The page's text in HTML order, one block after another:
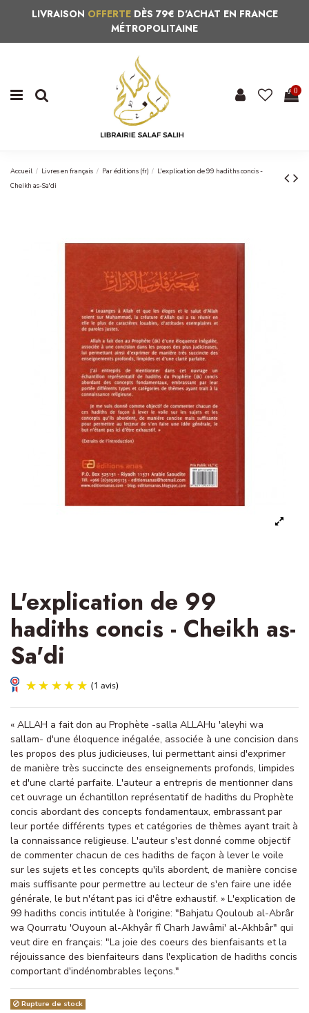
LIVRAISON OFFERTEDÈS 79€ D'ACHAT EN FRANCE
MÉTROPOLITAINE
0
Accueil Livres en français Par éditions (fr)
L'explication de 99 hadiths concis -
Cheikh as-Sa'di
L'explication de 99
hadiths concis - Cheikh as-
Sa'di
(1 avis)
« ALLAH a fait don au Prophète -salla ALLAHu 'aleyhi wa
sallam- d'une éloquence inégalée, associée à une concision dans
les propos des plus judicieuses, lui permettant ainsi d'exprimer
de manière très succincte des enseignements profonds, limpides
et d'une clarté parfaite. L'auteur a entrepris de mentionner dans
cet ouvrage un échantillon représentatif de hadiths du Prophète
concis abordant des concepts fondamentaux, embrassant par
leur portée différents types et catégories de thèmes ayant trait à
la connaissance religieuse. L'auteur s'est donné comme objectif
de commenter chacun de ces hadiths de façon à lever le voile
sur les sujets et les concepts qu'ils abordent, de manière concise
mais suffisante pour permettre au lecteur de s'en faire une idée
générale, le but n'étant pas ici d'être exhaustif. » L'explication de
99 hadiths concis intitulée à l'origine: "Bahjatu Qouloub al-Abrâr
wa Qourratu 'Ouyoun al-Akhyâr fî Charh Jawâmi' al-Akhbâr" qui
veut dire en français: "La joie des coeurs des bienfaisants et la
réjouissance des bienfaiteurs dans l'explication de hadiths concis
comportant d'indénombrables leçons."
Rupture de stock